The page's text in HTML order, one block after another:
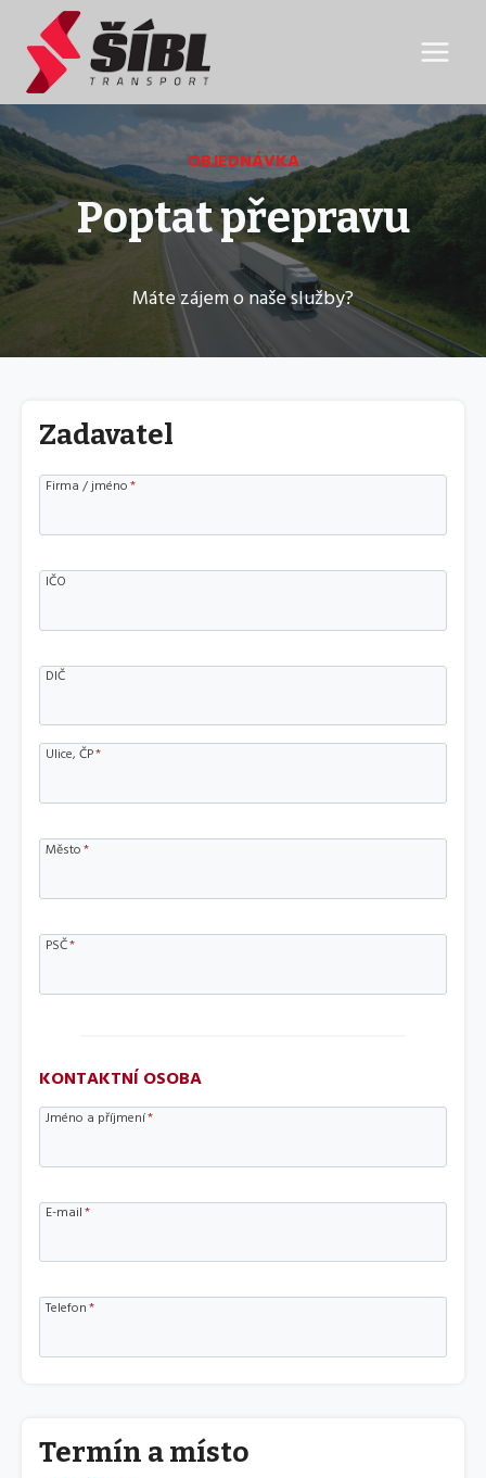
Přeskočit
obsah
OBJEDNÁVKA
Poptat přepravu
Máte zájem o naše služby?
Zadavatel
Firma / jméno*
IČO
DIČ
Ulice, ČP*
Město*
PSČ*
KONTAKTNÍ OSOBA
Jméno a příjmení*
E-mail*
Telefon*
Termín a místo